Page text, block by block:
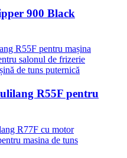
900 Black
R55F pentru